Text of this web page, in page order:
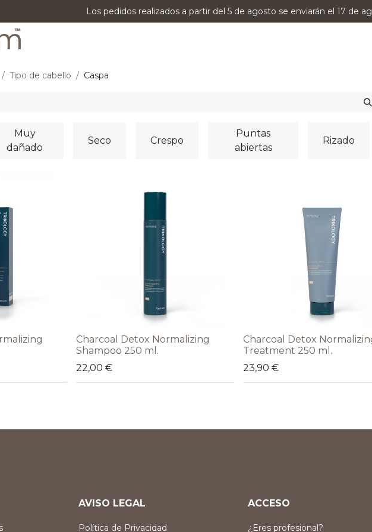
Los pedidos realizados a partir del 5 de agosto se enviarán el 17 de
Tipo de cabello Caspa
Muy
dañado
Seco Crespo
Puntas
abiertas
Rizado
Charcoal Detox Normalizing
Shampoo 250 ml.
22,00 €
Charcoal Detox
Treatment 250 ml.
23,90 €
AVISO LEGAL
Política de Privacidad
ACCESO
¿Eres profesional?